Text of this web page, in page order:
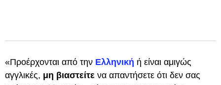
«Προέρχονται από την Ελληνική ή είναι αμιγώς
αγγλικές, μη βιαστείτε να απαντήσετε ότι δεν σας